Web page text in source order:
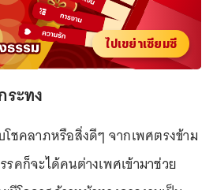
ไปเขย่าเซียมซี
ะทง
ชคลาภหรือสิ่งดีๆ จากเพศตรงข้าม
คก็จะได้คนต่างเพศเข้ามาช่วย